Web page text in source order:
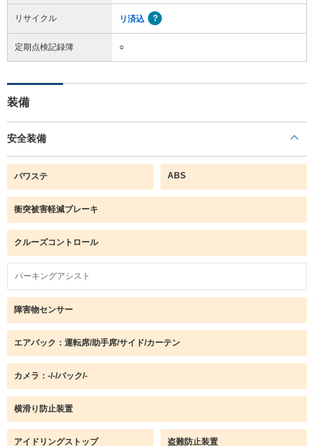
リサイクル リ済込
定期点検記録簿 ○
装備
安全装備
パワステ ABS
衝突被害軽減ブレーキ
クルーズコントロール
パーキングアシスト
障害物センサー
エアバック：運転席/助手席/サイド/カーテン
カメラ：-/-/バック/-
横滑り防止装置
アイドリングストップ 盗難防止装置